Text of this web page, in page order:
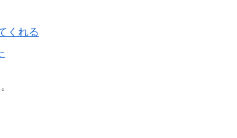
くれる